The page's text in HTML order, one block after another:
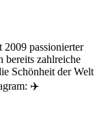
passionierter
bereits zahlreiche
Schönheit der Welt
✈️